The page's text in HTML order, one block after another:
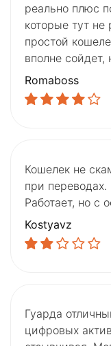
реально плюс
которые тут не
простой
вполне
Romaboss
Кошелек не
при
Работает, но с
Kostyavz
Гуарда
цифровых